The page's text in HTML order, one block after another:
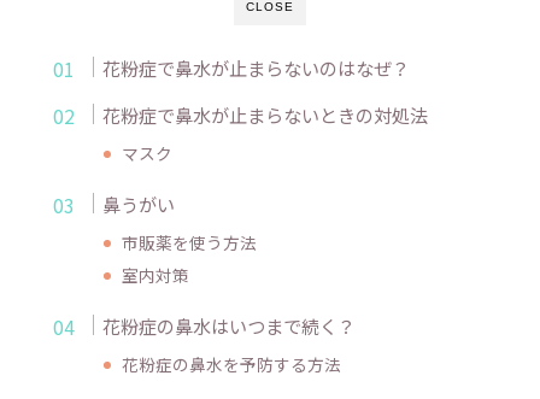
CLOSE
花粉症で鼻水が止まらないのはなぜ？
花粉症で鼻水が止まらないときの対処法
マスク
鼻うがい
市販薬を使う方法
室内対策
花粉症の鼻水はいつまで続く？
花粉症の鼻水を予防する方法